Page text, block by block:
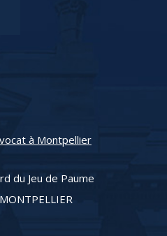
à Montpellier
du Jeu de Paume